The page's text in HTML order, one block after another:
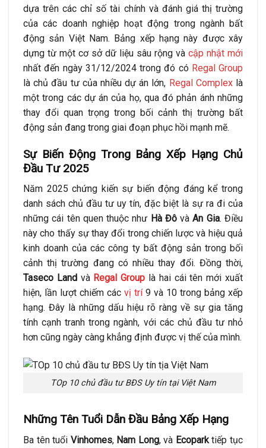
dựa trên các chỉ số tài chính và đánh giá thị trường
của các doanh nghiệp hoạt động trong ngành bất
động sản Việt Nam. Bảng xếp hạng này được xây
dựng từ một cơ sở dữ liệu sâu rộng và cập nhật mới
nhất đến ngày 31/12/2024 trong đó có Regal Group
là chủ đầu tư của nhiều dự án lớn, Regal Complexlà
một trong các dự án của họ, qua đó phản ánh những
thay đổi quan trọng trong bối cảnh thị trường bất
động sản đang trong giai đoạn phục hồi mạnh mẽ.
Sự Biến Động Trong Bảng Xếp Hạng Chủ
Đầu Tư 2025
Năm 2025 chứng kiến sự biến động đáng kể trong
danh sách chủ đầu tư uy tín, đặc biệt là sự ra đi của
những cái tên quen thuộc như Hà ĐôvàAn Gia. Điều
này cho thấy sự thay đổi trong chiến lược và hiệu quả
kinh doanh của các công ty bất động sản trong bối
cảnh thị trường đang có nhiều thay đổi. Đồng thời,
Taseco Landvà Regal Group là hai cái tên mới xuất
hiện, lần lượt chiếm các vị trí9 và 10 trong bảng xếp
hạng. Đây là những dấu hiệu rõ ràng về sự gia tăng
tính cạnh tranh trong ngành, với các chủ đầu tư nhỏ
hơn cũng ngày càng khẳng định được vị thế của mình.
TOp 10 chủ đầu tư BĐS Uy tín tại Việt Nam
Những Tên Tuổi Dẫn Đầu Bảng Xếp Hạng
Ba tên tuổi Vinhomes, Nam Long, và Ecoparktiếp tục